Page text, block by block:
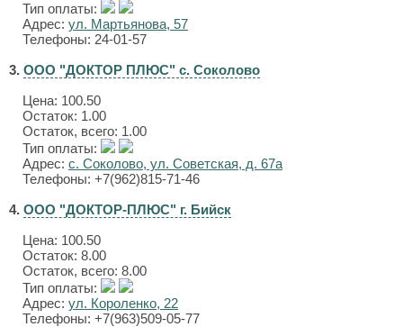
Тип оплаты:
Адрес: ул. Мартьянова, 57
Телефоны: 24-01-57
3. ООО "ДОКТОР ПЛЮС" с. Соколово
Цена: 100.50
Остаток: 1.00
Остаток, всего: 1.00
Тип оплаты:
Адрес: с. Соколово, ул. Советская, д. 67а
Телефоны: +7(962)815-71-46
4. ООО "ДОКТОР-ПЛЮС" г. Бийск
Цена: 100.50
Остаток: 8.00
Остаток, всего: 8.00
Тип оплаты:
Адрес: ул. Короленко, 22
Телефоны: +7(963)509-05-77